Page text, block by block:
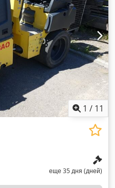
1 / 11
еще 35 дня (дней)